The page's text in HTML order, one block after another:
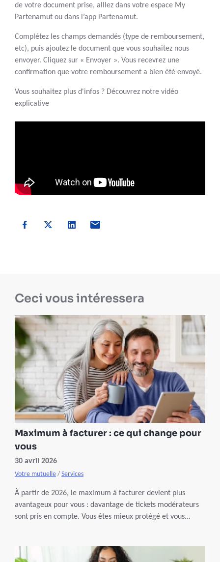
de votre document prise, alllez dans votre espace My
Partenamut ou dans l’app Partenamut.
Complétez les champs demandés (type de remboursement,
etc), puis ajoutez le document que vous souhaitez nous
envoyer. Cliquez sur « Envoyer ». Vous recevrez une
confirmation que votre remboursement a bien été envoyé.
Vous souhaitez plus d'infos ? Découvrez notre vidéo
explicative
Ceci vous intéressera
Maximum à facturer : ce qui change pour
vous
30 avril 2026
Votre mutuelle / Services
À partir de 2026, le maximum à facturer devient plus
avantageux pour vous : davantage de tickets modérateurs
sont pris en compte. Vous êtes mieux protégé et vous